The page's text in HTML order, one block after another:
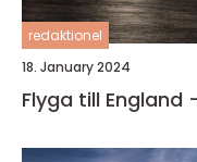
redaktionel
18. January 2024
Flyga till England